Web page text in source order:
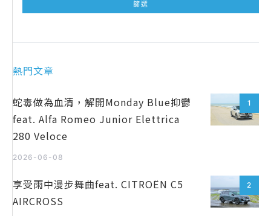
熱門文章
1
蛇毒做為血清，解開Monday Blue抑鬱
feat. Alfa Romeo Junior Elettrica
280 Veloce
2026-06-08
2
享受雨中漫步舞曲feat. CITROËN C5
AIRCROSS